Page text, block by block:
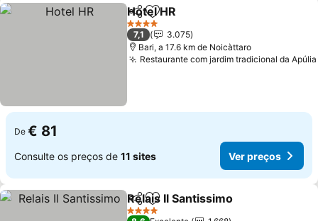
PartilharAdicionar aos favoritos
Hotel HR
4 Estrelas
7,1
3.075
Bari, a 17.6 km de Noicàttaro
Restaurante com jardim tradicional da Apúlia
De € 81
Consulte os preços de 11 sites Ver preços
PartilharAdicionar aos favoritos
Relais Il Santissimo
4 Estrelas